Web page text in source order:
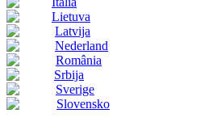
Lietuva
Latvija
Nederland
România
Srbija
Sverige
Slovensko